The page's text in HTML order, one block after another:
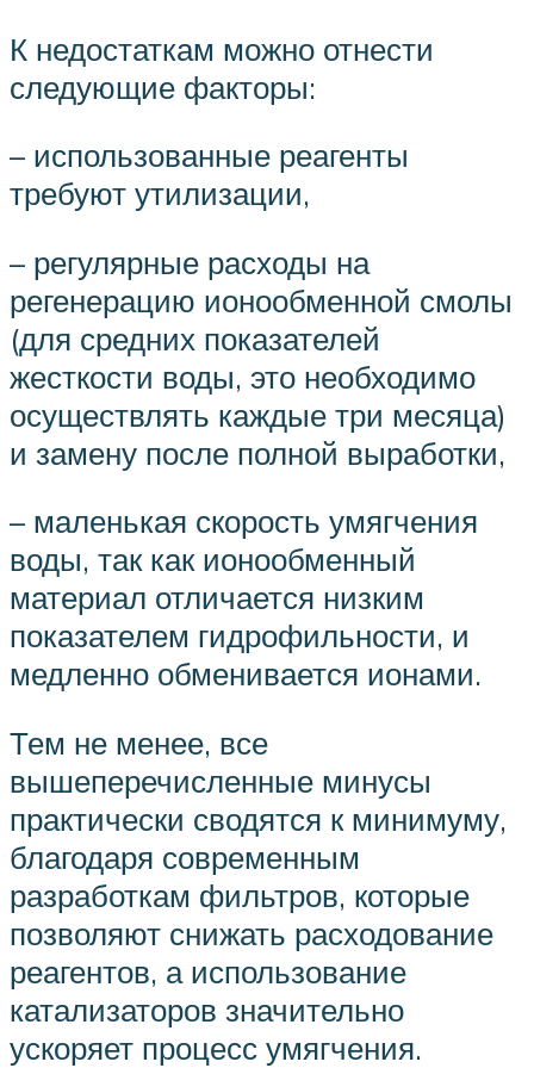
К недостаткам можно отнести
следующие факторы:
– использованные реагенты
требуют утилизации,
– регулярные расходы на
регенерацию ионообменной смолы
(для средних показателей
жесткости воды, это необходимо
осуществлять каждые три месяца)
и замену после полной выработки,
– маленькая скорость умягчения
воды, так как ионообменный
материал отличается низким
показателем гидрофильности, и
медленно обменивается ионами.
Тем не менее, все
вышеперечисленные минусы
практически сводятся к минимуму,
благодаря современным
разработкам фильтров, которые
позволяют снижать расходование
реагентов, а использование
катализаторов значительно
ускоряет процесс умягчения.